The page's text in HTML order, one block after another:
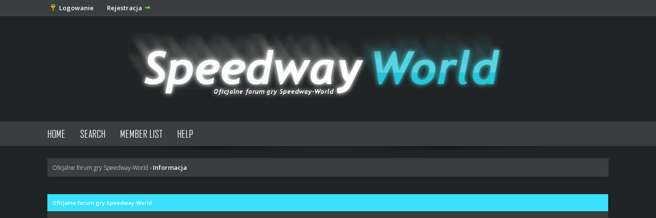
Logowanie Rejestracja
HOME SEARCH MEMBER LIST HELP
Oficjalne forum gry Speedway-World › Informacja
Oficjalne forum gry Speedway-World